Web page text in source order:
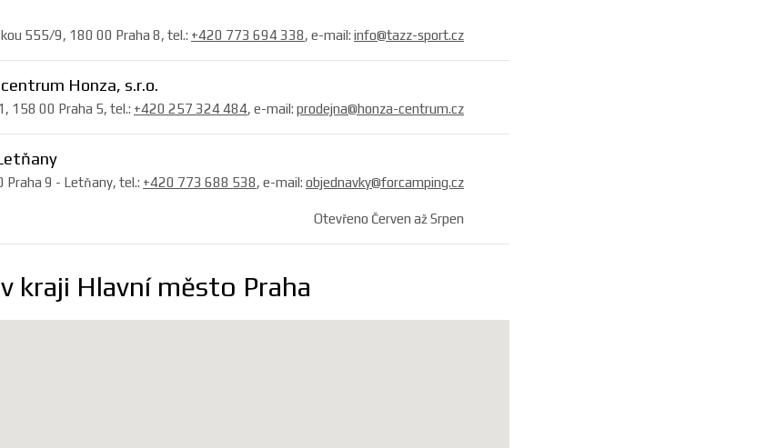
555/9, 180 00 Praha 8, tel.: +420 773 694 338, e-mail:info@tazz-sport.cz
Honza, s.r.o.
158 00 Praha 5, tel.: +420 257 324 484, e-mail:prodejna@honza-centrum.cz
Praha 9 - Letňany, tel.: +420 773 688 538, e-mail:objednavky@for­camping.cz
Otevřeno Červen až Srpen
kraji Hlavní město Praha